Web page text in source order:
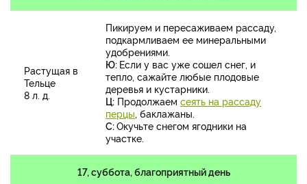
Растущая в
Тельце
8 л. д.
Пикируем и пересаживаем рассаду,
подкармливаем ее минеральными
удобрениями.
Ю: Если у вас уже сошел снег, и
тепло, сажайте любые плодовые
деревья и кустарники.
Ц: Продолжаем сеять на рассаду
перцы, баклажаны.
С:Окучьте снегом ягодники на
участке.
17, суббота, благоприятный день